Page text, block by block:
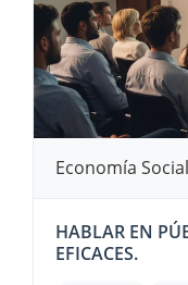
Economía Social
HABLAR EN
EFICACES.